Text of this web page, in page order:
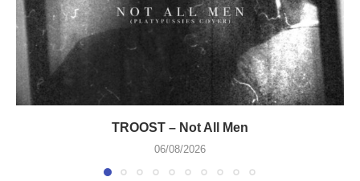
TROOST – Not All Men
06/08/2026